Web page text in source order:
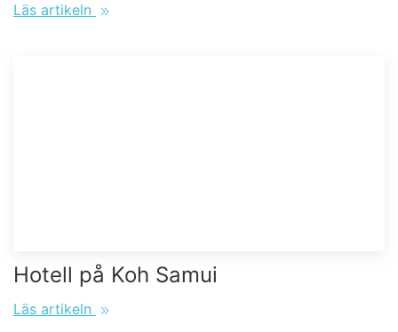
Läs artikeln
Hotell på Koh Samui
Läs artikeln